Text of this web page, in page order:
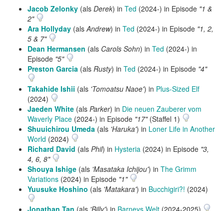
Jacob Zelonky (als Derek) in Ted (2024-) in Episode "1 &
2"
Ara Hollyday (als Andrew) in Ted (2024-) in Episode "1, 2,
5 & 7"
Dean Hermansen (als Carols Sohn) in Ted (2024-) in
Episode "5"
Preston Garcia (als Rusty) in Ted (2024-) in Episode "4"
Takahide Ishii (als 'Tomoatsu Naoe') in Plus-Sized Elf
(2024)
Jaeden White (als Parker) in Die neuen Zauberer vom
Waverly Place (2024-) in Episode "17"(Staffel 1)
Shuuichirou Umeda (als 'Haruka') in Loner Life in Another
World (2024)
Richard David (als Phil) in Hysteria (2024) in Episode "3,
4, 6, 8"
Shouya Ishige (als 'Masataka Ichijou') in The Grimm
Variations (2024) in Episode "1"
Yuusuke Hoshino (als 'Matakara') in Bucchigiri?! (2024)
Jonathan Tan (als 'Billy') in Barneys Welt (2024-2025)